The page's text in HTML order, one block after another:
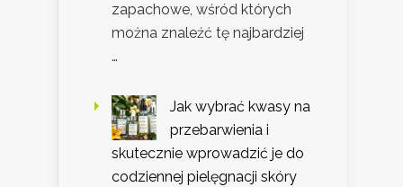
zapachowe, wśród których
można znaleźć tę najbardziej
…
Jak wybrać kwasy na
przebarwienia i
skutecznie wprowadzić je do
codziennej pielęgnacji skóry